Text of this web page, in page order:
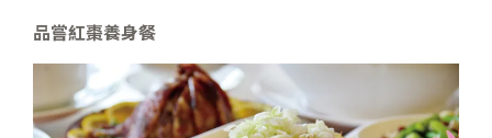
品嘗紅棗養身餐